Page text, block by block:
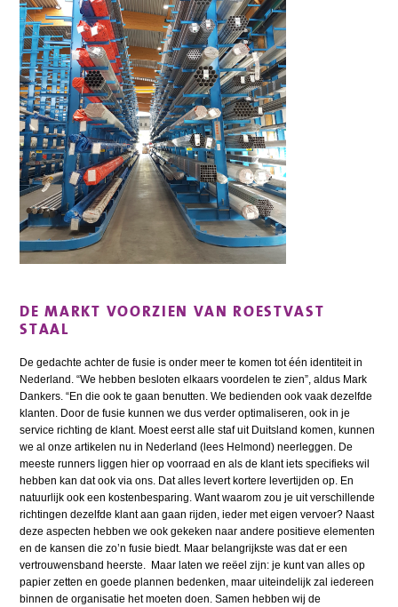
DE MARKT VOORZIEN VAN ROESTVAST
STAAL
De gedachte achter de fusie is onder meer te komen tot één identiteit in
Nederland. “We hebben besloten elkaars voordelen te zien”, aldus Mark
Dankers. “En die ook te gaan benutten. We bedienden ook vaak dezelfde
klanten. Door de fusie kunnen we dus verder optimaliseren, ook in je
service richting de klant. Moest eerst alle staf uit Duitsland komen, kunnen
we al onze artikelen nu in Nederland (lees Helmond) neerleggen. De
meeste runners liggen hier op voorraad en als de klant iets specifieks wil
hebben kan dat ook via ons. Dat alles levert kortere levertijden op. En
natuurlijk ook een kostenbesparing. Want waarom zou je uit verschillende
richtingen dezelfde klant aan gaan rijden, ieder met eigen vervoer? Naast
deze aspecten hebben we ook gekeken naar andere positieve elementen
en de kansen die zo’n fusie biedt. Maar belangrijkste was dat er een
vertrouwensband heerste. Maar laten we reëel zijn: je kunt van alles op
papier zetten en goede plannen bedenken, maar uiteindelijk zal iedereen
binnen de organisatie het moeten doen. Samen hebben wij de